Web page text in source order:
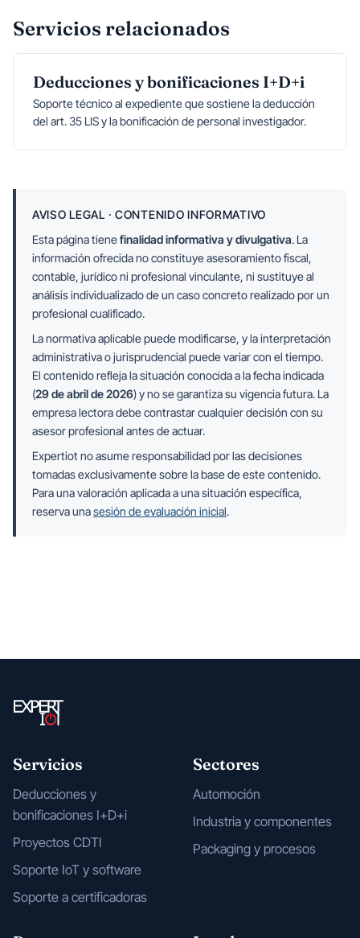
Servicios relacionados
Deducciones y bonificaciones I+D+i
Soporte técnico al expediente que sostiene la deducción
del art. 35 LIS y la bonificación de personal investigador.
AVISO LEGAL · CONTENIDO INFORMATIVO
Esta página tienefinalidad informativa y divulgativa. La
información ofrecida no constituye asesoramiento fiscal,
contable, jurídico ni profesional vinculante, ni sustituye al
análisis individualizado de un caso concreto realizado por un
profesional cualificado.
La normativa aplicable puede modificarse, y la interpretación
administrativa o jurisprudencial puede variar con el tiempo.
El contenido refleja la situación conocida a la fecha indicada
(29 de abril de 2026) y no se garantiza su vigencia futura. La
empresa lectora debe contrastar cualquier decisión con su
asesor profesional antes de actuar.
Expertiot no asume responsabilidad por las decisiones
tomadas exclusivamente sobre la base de este contenido.
Para una valoración aplicada a una situación específica,
reserva unasesión de evaluación inicial.
Servicios
Deducciones y
bonificaciones I+D+i
Proyectos CDTI
Soporte IoT y software
Soporte a certificadoras
Sectores
Automoción
Industria y componentes
Packaging y procesos